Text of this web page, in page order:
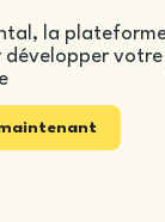
la
développer